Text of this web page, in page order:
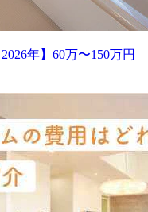
年】60万〜150万円